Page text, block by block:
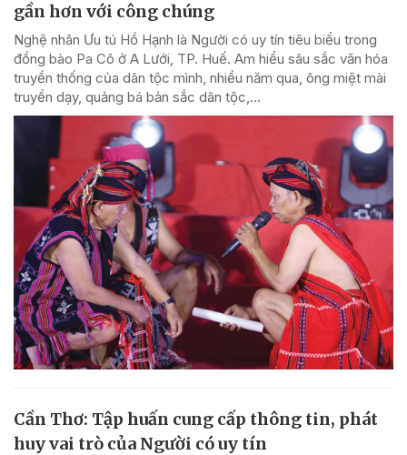
gần hơn với công chúng
Nghệ nhân Ưu tú Hồ Hạnh là Người có uy tín tiêu biểu trong
đồng bào Pa Cô ở A Lưới, TP. Huế. Am hiểu sâu sắc văn hóa
truyền thống của dân tộc mình, nhiều năm qua, ông miệt mài
truyền dạy, quảng bá bản sắc dân tộc,...
Cần Thơ: Tập huấn cung cấp thông tin, phát
huy vai trò của Người có uy tín